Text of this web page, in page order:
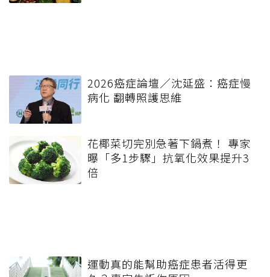
2026癌症論壇／沈延盛：癌症慢
病化 翻轉照護思維
花椰菜切完別急著下鍋煮！ 專家
曝「多1步驟」抗氧化效果提升3
倍
運動真的能幫助癌症患者活得更